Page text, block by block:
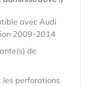
avec Audi
2009-2014
de
perforations